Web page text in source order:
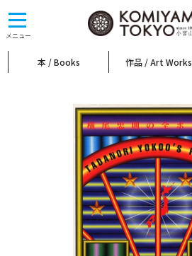
メニュー
toggle
navigation
本 / Books 作品 / Art Works